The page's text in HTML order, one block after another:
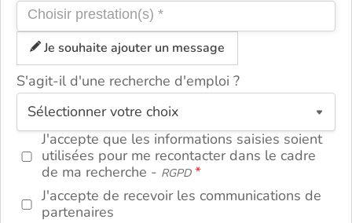
Je souhaite ajouter un message
S'agit-il d'une recherche d'emploi ?
J'accepte que les informations saisies soient
utilisées pour me recontacter dans le cadre
de ma recherche - RGPD
J'accepte de recevoir les communications de
partenaires
ou